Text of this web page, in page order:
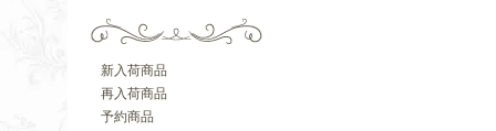
新入荷商品
再入荷商品
予約商品